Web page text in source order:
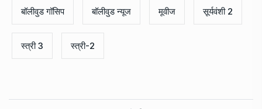
बॉलीवुड गॉसिप बॉलीवुड न्यूज मूवीज सूर्यवंशी 2
स्त्री 3 स्त्री-2